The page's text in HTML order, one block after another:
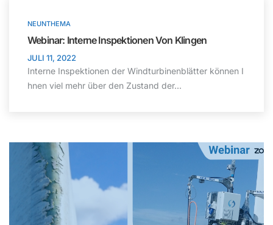
NEUNTHEMA
Webinar: Interne Inspektionen Von Klingen
JULI 11, 2022
Interne Inspektionen der Windturbinenblätter können I
hnen viel mehr über den Zustand der...